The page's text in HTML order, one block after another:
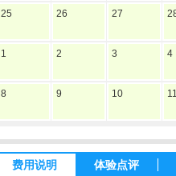
25 26 27
1 2 3 4
8 9 10
费用说明 体验点评